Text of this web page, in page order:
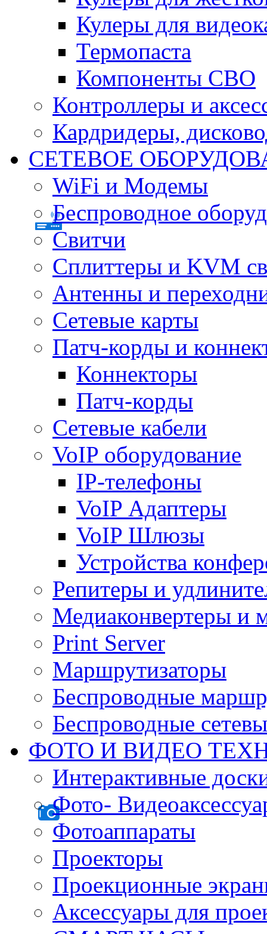
Кулеры для
Термопаста
Компоненты СВО
Контроллеры и
Кардридеры,
СЕТЕВОЕ
WiFi и Модемы
Беспроводное
Свитчи
Сплиттеры и KVM
Антенны и
Сетевые карты
Патч-корды и
Коннекторы
Патч-корды
Сетевые кабели
VoIP оборудование
IP-телефоны
VoIP Адаптеры
VoIP Шлюзы
Устройства
Репитеры и
Медиаконвертеры и
Print Server
Маршрутизаторы
Беспроводные
Беспроводные
ФОТО И ВИДЕО
Интерактивные
Фото-
Фотоаппараты
Проекторы
Проекционные
Аксессуары для